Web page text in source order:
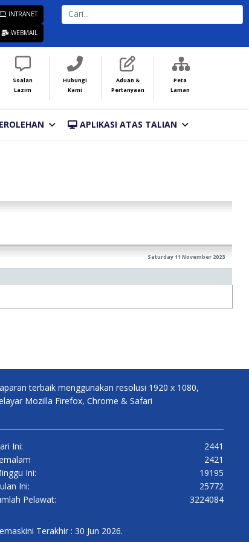
INTRANET
WEBMAIL
CARI...
Soalan
Lazim
Hubungi
Kami
Aduan &
Pertanyaan
Peta
Laman
APLIKASI ATAS TALIAN
Saturday 11 November 2023
terbaik menggunakan resolusi 1920 x 1080,
Mozilla Firefox, Chrome & Safari
Ini:
2441
2421
Ini:
19195
Ini:
25772
Pelawat:
3224084
Terakhir : 30 Jun 2026.